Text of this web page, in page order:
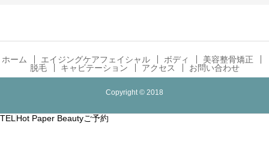
ホーム エイジングケアフェイシャル ボディ
美容整骨矯正
脱毛
キャビテーション アクセス お問い合わせ
Copyright © 2018
TEL Hot Paper Beautyご予約